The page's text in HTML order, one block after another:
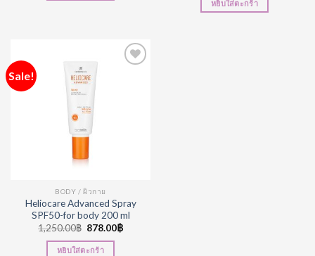
หยิบใส่ตะกร้า
Sale!
BODY / ผิวกาย
Heliocare Advanced Spray
SPF50-for body 200 ml
1,250.00฿ 878.00฿
หยิบใส่ตะกร้า